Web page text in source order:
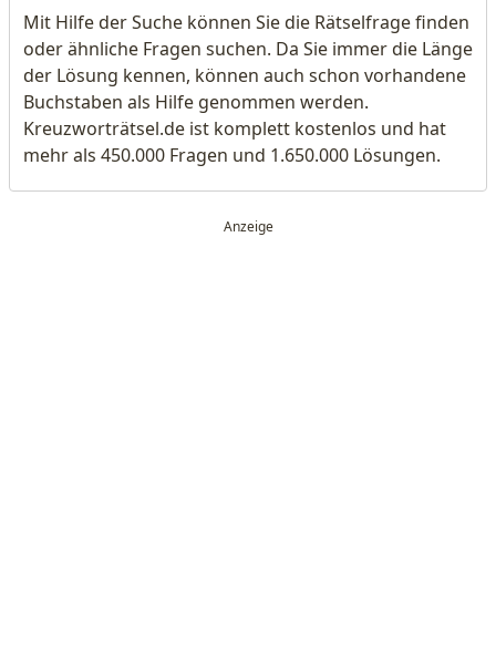
Mit Hilfe der Suche können Sie die Rätselfrage finden
oder ähnliche Fragen suchen. Da Sie immer die Länge
der Lösung kennen, können auch schon vorhandene
Buchstaben als Hilfe genommen werden.
Kreuzworträtsel.de ist komplett kostenlos und hat
mehr als 450.000 Fragen und 1.650.000 Lösungen.